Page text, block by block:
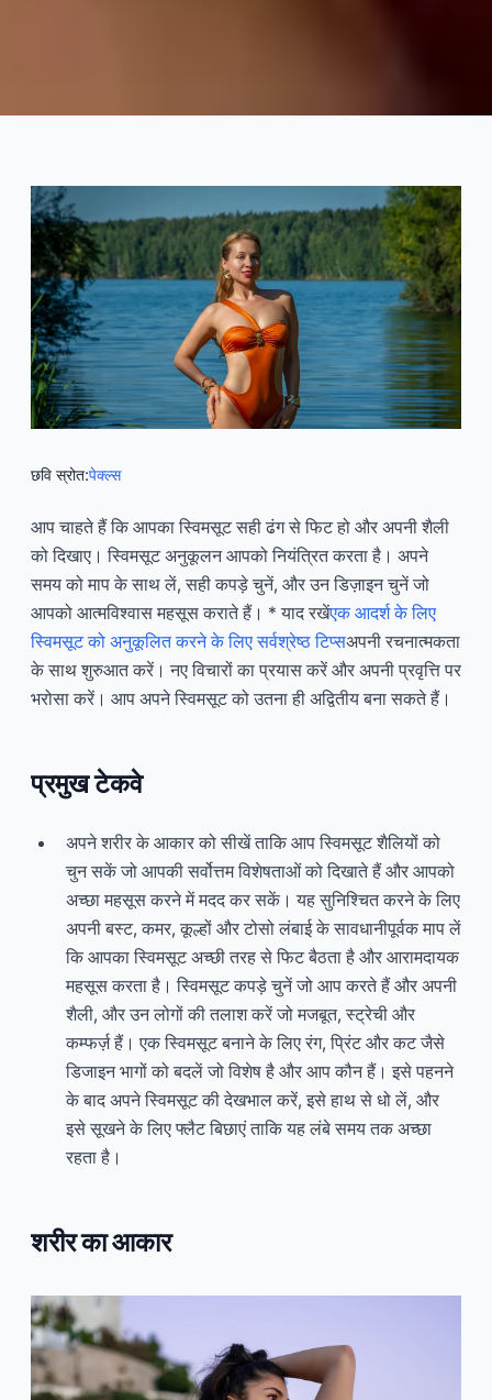
अभी परामर्श लें
छवि स्रोत:पेक्ल्स
आप चाहते हैं कि आपका स्विमसूट सही ढंग से फिट हो और अपनी शैली
को दिखाए। स्विमसूट अनुकूलन आपको नियंत्रित करता है। अपने
समय को माप के साथ लें, सही कपड़े चुनें, और उन डिज़ाइन चुनें जो
आपको आत्मविश्वास महसूस कराते हैं। * याद रखेंएक आदर्श के लिए
स्विमसूट को अनुकूलित करने के लिए सर्वश्रेष्ठ टिप्सअपनी रचनात्मकता
के साथ शुरुआत करें। नए विचारों का प्रयास करें और अपनी प्रवृत्ति पर
भरोसा करें। आप अपने स्विमसूट को उतना ही अद्वितीय बना सकते हैं।
प्रमुख टेकवे
अपने शरीर के आकार को सीखें ताकि आप स्विमसूट शैलियों को
चुन सकें जो आपकी सर्वोत्तम विशेषताओं को दिखाते हैं और आपको
अच्छा महसूस करने में मदद कर सकें। यह सुनिश्चित करने के लिए
अपनी बस्ट, कमर, कूल्हों और टोसो लंबाई के सावधानीपूर्वक माप लें
कि आपका स्विमसूट अच्छी तरह से फिट बैठता है और आरामदायक
महसूस करता है। स्विमसूट कपड़े चुनें जो आप करते हैं और अपनी
शैली, और उन लोगों की तलाश करें जो मजबूत, स्ट्रेची और
कम्फर्ज़ हैं। एक स्विमसूट बनाने के लिए रंग, प्रिंट और कट जैसे
डिजाइन भागों को बदलें जो विशेष है और आप कौन हैं। इसे पहनने
के बाद अपने स्विमसूट की देखभाल करें, इसे हाथ से धो लें, और
इसे सूखने के लिए फ्लैट बिछाएं ताकि यह लंबे समय तक अच्छा
रहता है।
शरीर का आकार